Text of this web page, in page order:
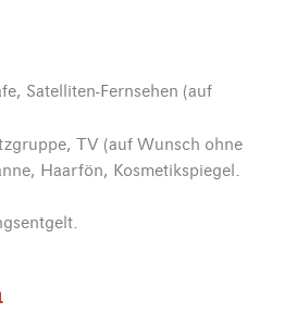
Satelliten-Fernsehen (auf
TV (auf Wunsch ohne
Haarfön, Kosmetikspiegel.